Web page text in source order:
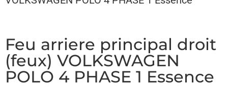
Feu arriere principal droit
(feux) VOLKSWAGEN
POLO 4 PHASE 1 Essence